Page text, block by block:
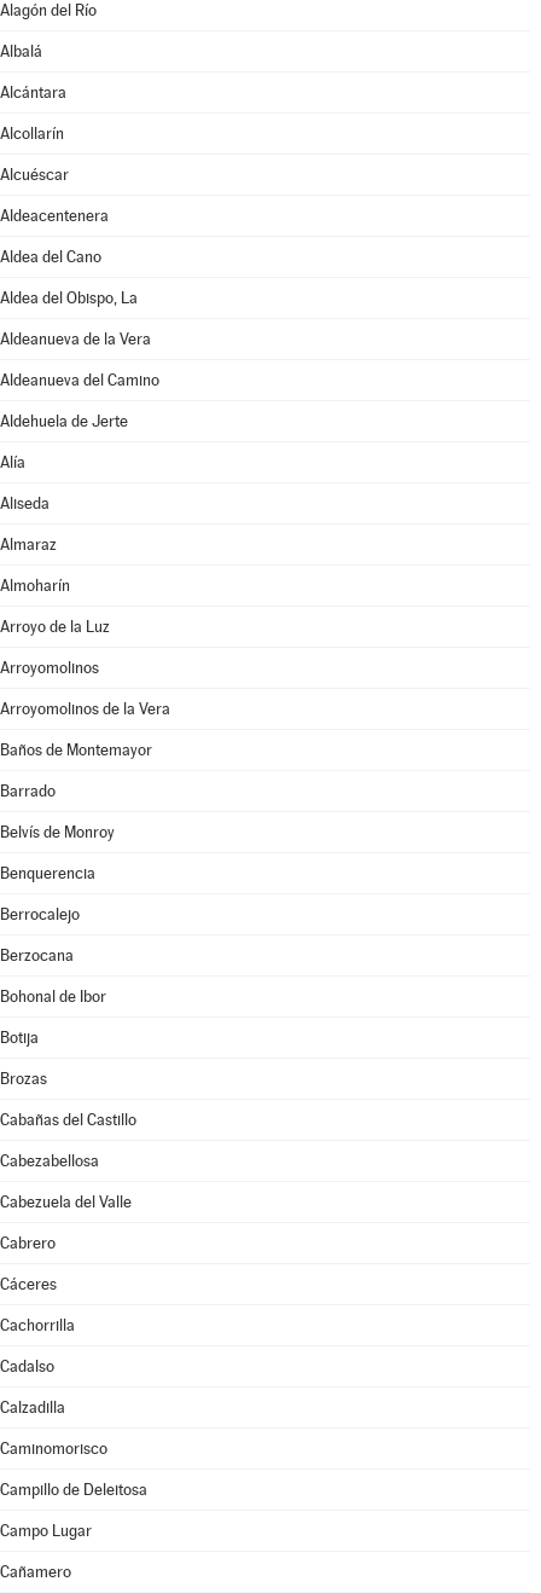
Alagón del Río
Albalá
Alcántara
Alcollarín
Alcuéscar
Aldeacentenera
Aldea del Cano
Aldea del Obispo, La
Aldeanueva de la Vera
Aldeanueva del Camino
Aldehuela de Jerte
Alía
Aliseda
Almaraz
Almoharín
Arroyo de la Luz
Arroyomolinos
Arroyomolinos de la Vera
Baños de Montemayor
Barrado
Belvís de Monroy
Benquerencia
Berrocalejo
Berzocana
Bohonal de Ibor
Botija
Brozas
Cabañas del Castillo
Cabezabellosa
Cabezuela del Valle
Cabrero
Cáceres
Cachorrilla
Cadalso
Calzadilla
Caminomorisco
Campillo de Deleitosa
Campo Lugar
Cañamero